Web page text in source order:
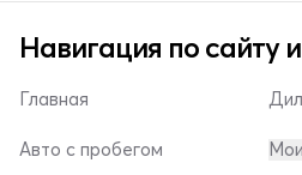
Навигация по сайту
Главная
Авто с пробегом